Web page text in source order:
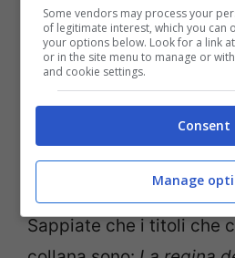
registrasi e risentire
storia (cercando di
divertirsi con i tanti
Care Unimamme, che ne
sembra una bella idea
Sappiate che i titoli che
Some vendors may process your
of legitimate interest, which you can
your options below. Look for a link
or in the site menu to manage or
and cookie settings.
Consent
Manage